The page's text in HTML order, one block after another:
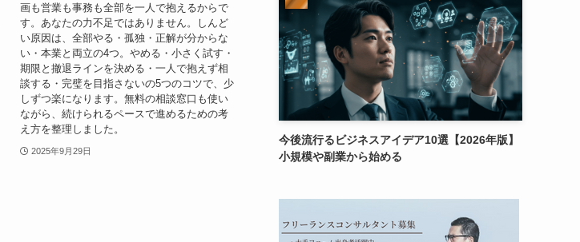
画も営業も事務も全部を一人で抱えるからで
す。あなたの力不足ではありません。しんど
い原因は、全部やる・孤独・正解が分からな
い・本業と両立の4つ。やめる・小さく試す・
期限と撤退ラインを決める・一人で抱えず相
談する・完璧を目指さないの5つのコツで、少
しずつ楽になります。無料の相談窓口も使い
ながら、続けられるペースで進めるための考
え方を整理しました。
2025年9月29日
今後流行るビジネスアイデア10選【2026年版】
小規模や副業から始める